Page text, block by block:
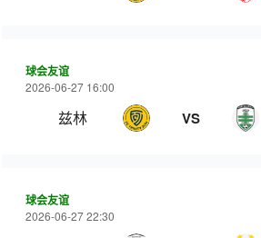
球会友谊
2026-06-27 16:00
兹林 VS
球会友谊
2026-06-27 22:30